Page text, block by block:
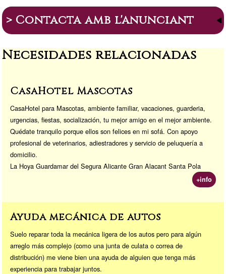
ar
e
e
gr
a
m
ailst
o
d
o
p
y
Li
n
s
p
or
a
> Contacta amb l'anunciant
Necesidades relacionadas
CasaHotel Mascotas
CasaHotel para Mascotas, ambiente familiar, vacaciones, guarderia,
urgencias, fiestas, socialización, tu mejor amigo en el mejor ambiente.
Quédate tranquilo porque ellos son felices en mi sofá. Con apoyo
profesional de veterinarios, adiestradores y servicio de peluquería a
domicilio.
La Hoya Guardamar del Segura Alicante Gran Alacant Santa Pola
+info
Ayuda mecánica de autos
Suelo reparar toda la mecánica ligera de los autos pero para algún
arreglo más complejo (como una junta de culata o correa de
distribución) me viene bien una ayuda de alguien que tenga más
experiencia para trabajar juntos.